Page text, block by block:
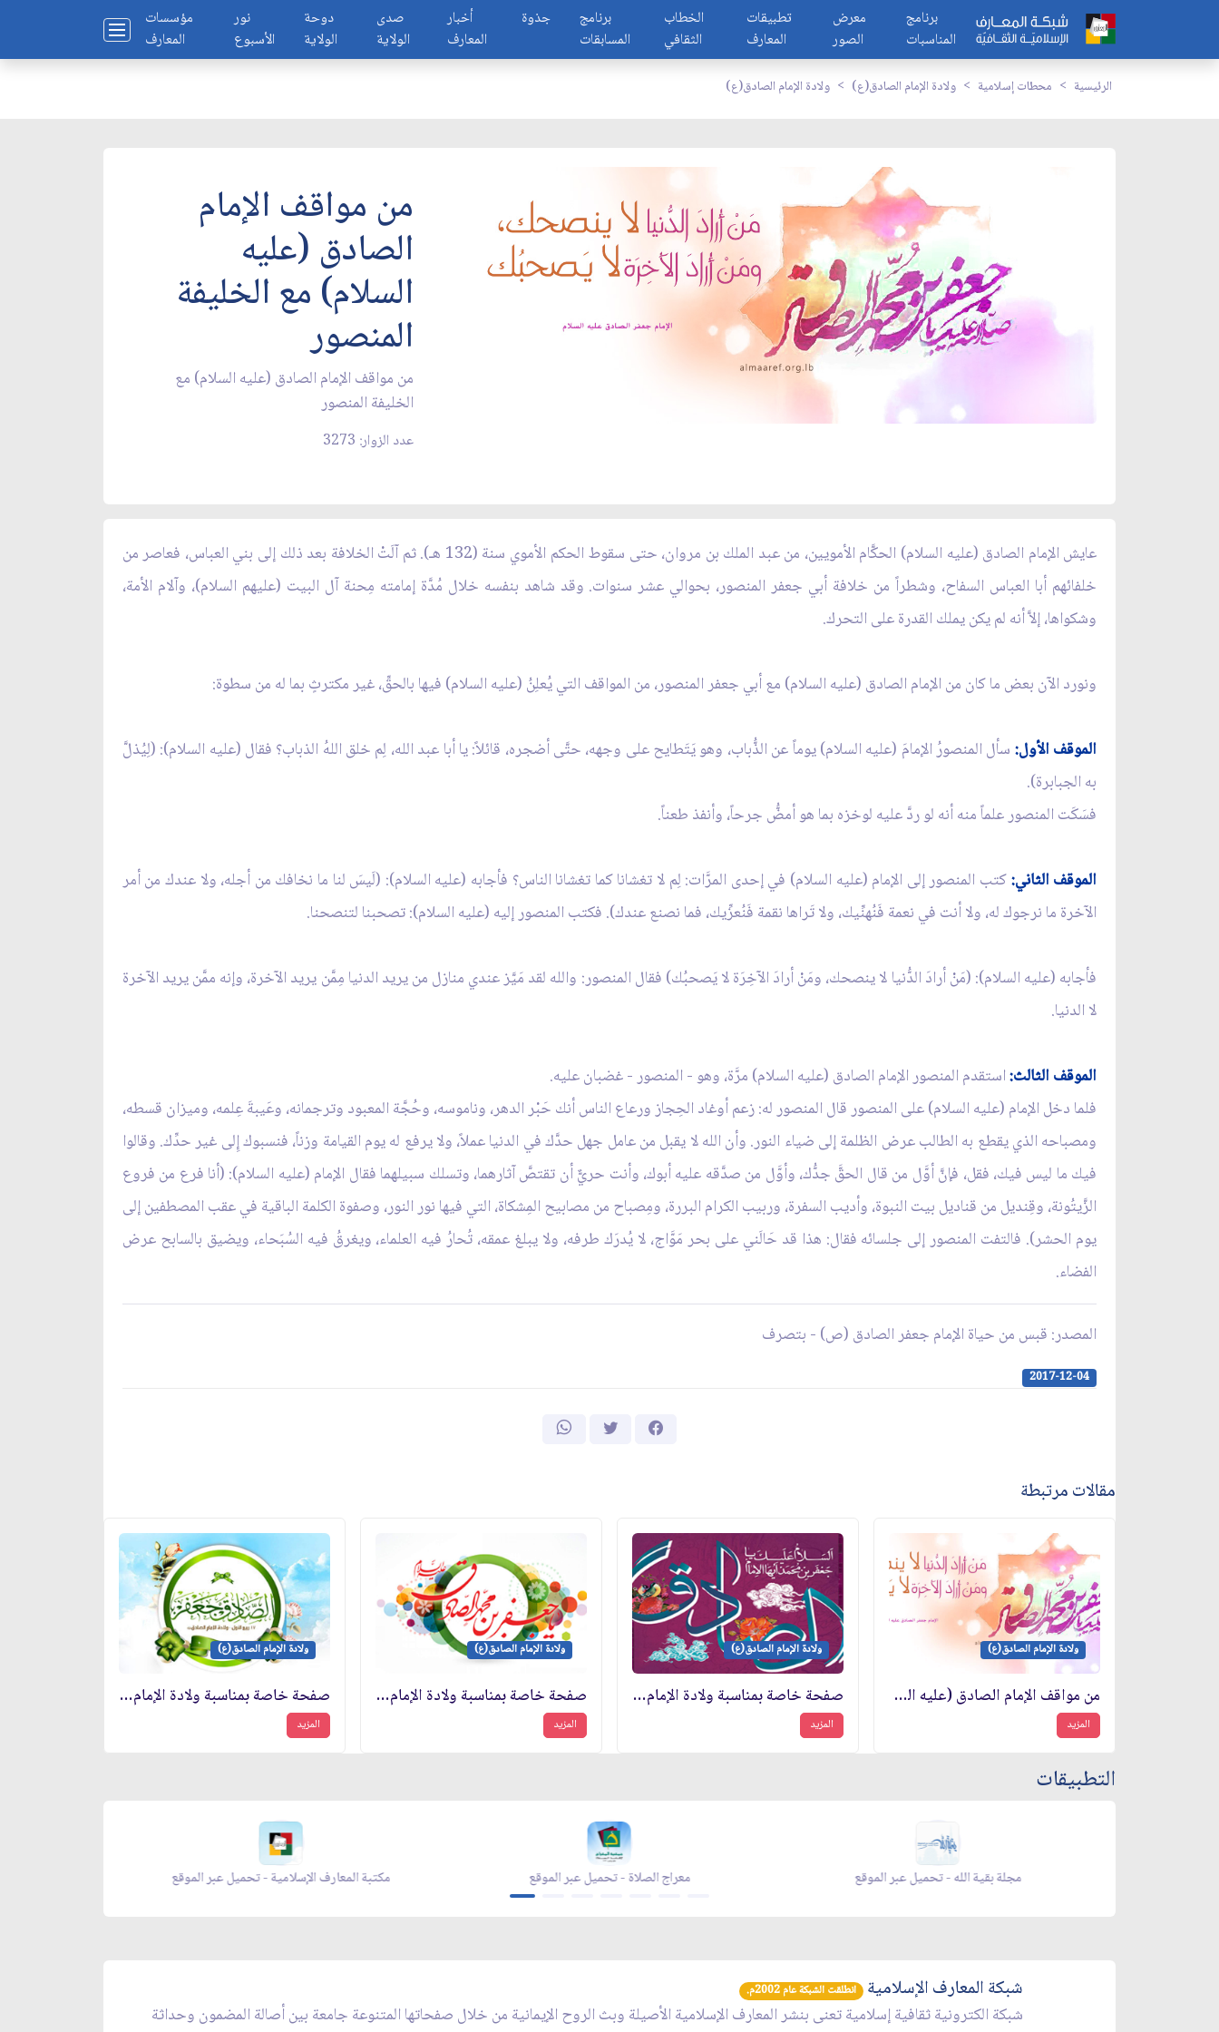
مؤسسات
المعارف
نور
الأسبوع
دوحة
الولاية
صدى
الولاية
أخبار
المعارف
جذوة
برنامج
المسابقات
الخطاب
الثقافي
تطبيقات
المعارف
معرض
الصور
برنامج
المناسبات
الرئيسية محطات إسلامية ولادة الإمام الصادق(ع) ولادة الإمام الصادق(ع)
من مواقف الإمام
الصادق (عليه
السلام) مع الخليفة
المنصور
من مواقف الإمام الصادق (عليه السلام) مع
الخليفة المنصور
عدد الزوار: 3273
عايش الإمام الصادق (عليه السلام) الحكَّام الأمويين، من عبد الملك بن مروان، حتى سقوط الحكم الأموي سنة (132 هـ). ثم آلَتْ الخلافة بعد ذلك إلى بني العباس، فعاصر من
خلفائهم أبا العباس السفاح، وشطراً من خلافة أبي جعفر المنصور، بحوالي عشر سنوات. وقد شاهد بنفسه خلال مُدَّة إمامته مِحنة آل البيت (عليهم السلام)، وآلام الأمة،
وشكواها، إلاَّ أنه لم يكن يملك القدرة على التحرك.
ونورد الآن بعض ما كان من الإمام الصادق (عليه السلام) مع أبي جعفر المنصور، من المواقف التي يُعلِنُ (عليه السلام) فيها بالحقِّ، غير مكترثٍ بما له من سطوة:
الموقف الأول: سأل المنصورُ الإمامَ (عليه السلام) يوماً عن الذُّباب، وهو يَتَطايح على وجهه، حتَّى أضجره، قائلاً: يا أبا عبد الله، لِم خلق اللهُ الذباب؟ فقال (عليه السلام): (لِيُذلَّ
به الجبابرة).
فسَكَت المنصور علماً منه أنه لو ردَّ عليه لوخزه بما هو أمضُّ جرحاً، وأنفذ طعناً.
الموقف الثاني:كتب المنصور إلى الإمام (عليه السلام) في إحدى المرَّات: لِم لا تغشانا كما تغشانا الناس؟ فأجابه (عليه السلام): (لَيسَ لنا ما نخافك من أجله، ولا عندك من أمر
الآخرة ما نرجوك له، ولا أنت في نعمة فَنُهنِّيك، ولا تَراها نقمة فَنُعزِّيك، فما نصنع عندك). فكتب المنصور إليه (عليه السلام): تصحبنا لتنصحنا.
فأجابه (عليه السلام): (مَنْ أرادَ الدُّنيا لا ينصحك، ومَنْ أرادَ الآخِرَة لا يَصحبُك) فقال المنصور: والله لقد مَيَّز عندي منازل من يريد الدنيا مِمَّن يريد الآخرة، وإنه ممَّن يريد الآخرة
لا الدنيا.
الموقف الثالث:استقدم المنصور الإمام الصادق (عليه السلام) مرَّة، وهو - المنصور - غضبان عليه.
فلما دخل الإمام (عليه السلام) على المنصور قال المنصور له: زعم أوغاد الحِجاز ورعاع الناس أنك حَبْر الدهر، وناموسه، وحُجَّة المعبود وترجمانه، وعَيبةَ عِلمه، وميزان قسطه،
ومصباحه الذي يقطع به الطالب عرض الظلمة إلى ضياء النور. وأن الله لا يقبل من عامل جهل حدَّك في الدنيا عملاً، ولا يرفع له يوم القيامة وزناً، فنسبوك إِلى غير حدِّك. وقالوا
فيك ما ليس فيك، فقل، فإنَّ أوَّل من قال الحقَّ جدُّك، وأوَّل من صدَّقه عليه أبوك، وأنت حريٌّ أن تقتصَّ آثارهما، وتسلك سبيلهما فقال الإمام (عليه السلام): (أنا فرع من فروع
الزَّيتُونة، وقِنديل من قناديل بيت النبوة، وأديب السفرة، وربيب الكرام البررة، ومِصباح من مصابيح المِشكاة، التي فيها نور النور، وصفوة الكلمة الباقية في عقب المصطفين إلى
يوم الحشر). فالتفت المنصور إلى جلسائه فقال: هذا قد حَالَني على بحر مَوَّاج، لا يُدرَك طرفه، ولا يبلغ عمقه، تُحارُ فيه العلماء، ويغرقُ فيه السُبَحاء، ويضيق بالسابح عرض
الفضاء.
المصدر: قبس من حياة الإمام جعفر الصادق (ص) - بتصرف
2017-12-04
مقالات مرتبطة
ولادة الإمام الصادق(ع)
من مواقف الإمام الصادق (عليه السلام) مع الخليفة المنصور
المزيد
ولادة الإمام الصادق(ع)
صفحة خاصة بمناسبة ولادة الإمام الصادق(ع)
المزيد
ولادة الإمام الصادق(ع)
صفحة خاصة بمناسبة ولادة الإمام الصادق(ع)
المزيد
ولادة الإمام الصادق(ع)
صفحة خاصة بمناسبة ولادة الإمام الصادق(ع)
المزيد
التطبيقات
مكتبة المعارف الإسلامية - تحميل عبر الموقع معراج الصلاة - تحميل عبر الموقع مجلة بقية الله - تحميل عبر الموقع
شبكة المعارف الإسلامية انطلقت الشبكة عام 2002م.
شبكة الكترونية ثقافية إسلامية تعنى بنشر المعارف الإسلامية الأصيلة وبث الروح الإيمانية من خلال صفحاتها المتنوعة جامعة بين أصالة المضمون وحداثة